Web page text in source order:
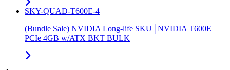
SKY-QUAD-T600E-4
(Bundle Sale) NVIDIA Long-life SKU│NVIDIA T600E
PCIe 4GB w/ATX BKT BULK